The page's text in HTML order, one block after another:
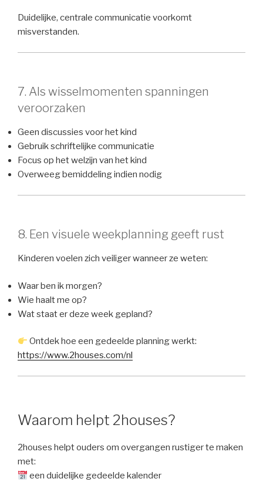
Duidelijke, centrale communicatie voorkomt
misverstanden.
7. Als wisselmomenten spanningen
veroorzaken
Geen discussies voor het kind
Gebruik schriftelijke communicatie
Focus op het welzijn van het kind
Overweeg bemiddeling indien nodig
8. Een visuele weekplanning geeft rust
Kinderen voelen zich veiliger wanneer ze weten:
Waar ben ik morgen?
Wie haalt me op?
Wat staat er deze week gepland?
Ontdek hoe een gedeelde planning werkt:
https://www.2houses.com/nl
Waarom helpt 2houses?
2houses helpt ouders om overgangen rustiger te maken
met:
een duidelijke gedeelde kalender